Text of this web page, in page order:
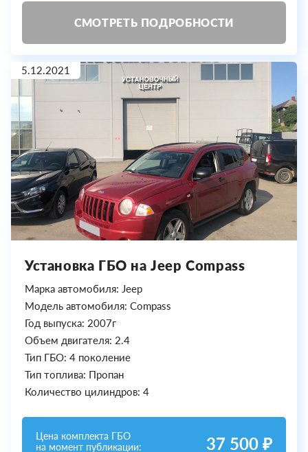
СМОТРЕТЬ ПОДРОБНОСТИ
5.12.2021
Установка ГБО на Jeep Compass
Марка автомобиля: Jeep
Модель автомобиля: Compass
Год выпуска: 2007г
Объем двигателя: 2.4
Тип ГБО: 4 поколение
Тип топлива: Пропан
Количество цилиндров: 4
Цена комплекта ГБО
на момент публикации:
37 500 ₽